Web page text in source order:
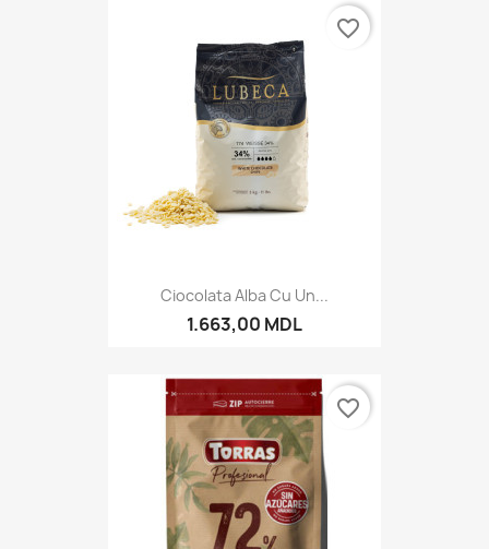
Ciocolata Alba Cu Un...
1.663,00 MDL
favorite_border
favorite_border